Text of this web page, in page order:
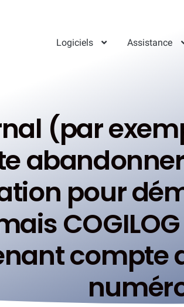
Logiciels Assistance
(par
pour
compte